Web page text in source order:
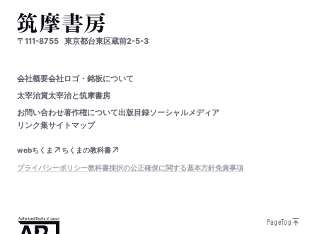
〒111-8755 東京都台東区蔵前2-5-3
会社概要会社ロゴ・銘板について
太宰治賞太宰治と筑摩書房
お問い合わせ著作権について出版目録ソーシャルメディア
リンク集サイトマップ
webちくま
ちくまの教科書
プライバシーポリシー教科書採択の公正確保に関する基本方針免責事項
PageTop